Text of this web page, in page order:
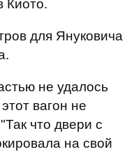
Киото.
для Януковича
не удалось
вагон не
что двери с
на свой